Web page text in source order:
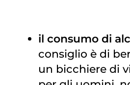
il consumo di
consiglio è di
un bicchiere di